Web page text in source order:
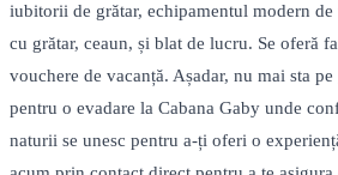
iubitorii de grătar, echipamentul modern
cu grătar, ceaun, și blat de lucru. Se oferă
vouchere de vacanță. Așadar, nu mai sta
pentru o evadare la Cabana Gaby unde
naturii se unesc pentru a-ți oferi o